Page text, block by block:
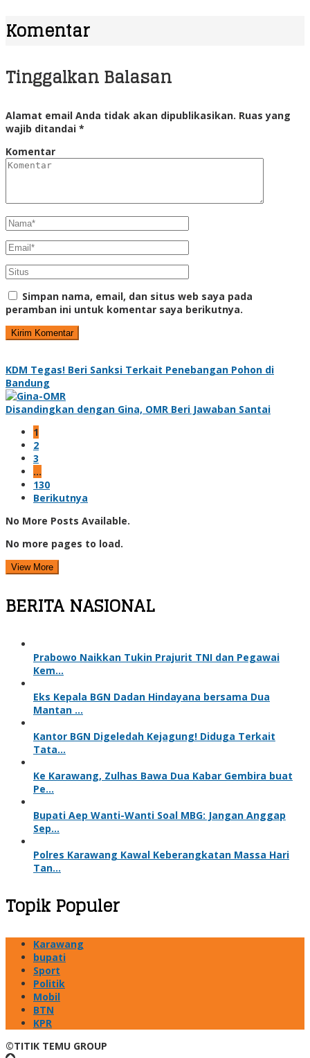
Komentar
Tinggalkan Balasan
Alamat email Anda tidak akan dipublikasikan. Ruas yang
wajib ditandai *
Komentar
Simpan nama, email, dan situs web saya pada
peramban ini untuk komentar saya berikutnya.
KDM Tegas! Beri Sanksi Terkait Penebangan Pohon di
Bandung
Disandingkan dengan Gina, OMR Beri Jawaban Santai
1
2
3
…
130
Berikutnya
No More Posts Available.
No more pages to load.
View More
BERITA NASIONAL
Prabowo Naikkan Tukin Prajurit TNI dan Pegawai
Kem…
Eks Kepala BGN Dadan Hindayana bersama Dua
Mantan …
Kantor BGN Digeledah Kejagung! Diduga Terkait
Tata…
Ke Karawang, Zulhas Bawa Dua Kabar Gembira buat
Pe…
Bupati Aep Wanti-Wanti Soal MBG: Jangan Anggap
Sep…
Polres Karawang Kawal Keberangkatan Massa Hari
Tan…
Topik Populer
Karawang
bupati
Sport
Politik
Mobil
BTN
KPR
©TITIK TEMU GROUP